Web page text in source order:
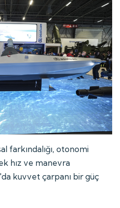
farkındalığı, otonomi
hız ve manevra
kuvvet çarpanı bir güç